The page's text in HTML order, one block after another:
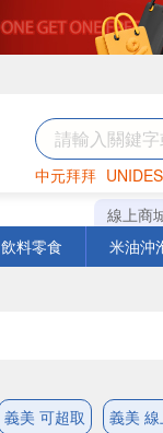
中元拜拜
巧克力 罐頭
線上商
飲料零食 米油沖
義美 可超取 義美